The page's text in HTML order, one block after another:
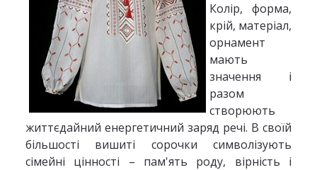
Колір, форма,
крій, матеріал,
орнамент
мають
значення і
разом
створюють
життєдайний енергетичний заряд речі. В своїй
більшості вишиті сорочки символізують
сімейні цінності – пам'ять роду, вірність і